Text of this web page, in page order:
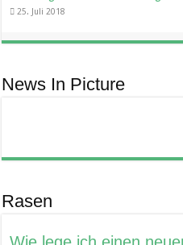
25. Juli 2018
News In Picture
Rasen